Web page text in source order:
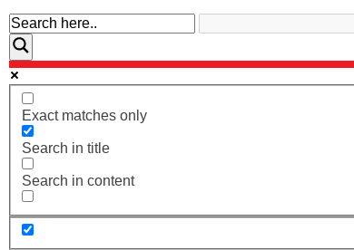
Exact matches only
Search in title
Search in content